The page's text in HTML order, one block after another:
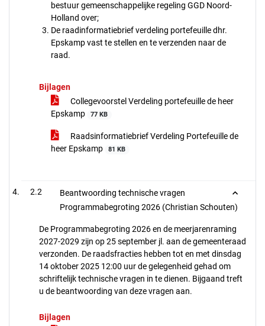
bestuur gemeenschappelijke regeling GGD Noord-
Holland over;
De raadinformatiebrief verdeling portefeuille dhr.
Epskamp vast te stellen en te verzenden naar de
raad.
Bijlagen
Collegevoorstel Verdeling portefeuille de heer
Epskamp
77 KB
Raadsinformatiebrief Verdeling Portefeuille de
heer Epskamp
81 KB
2.2
Beantwoording technische vragen
Programmabegroting 2026 (Christian Schouten)
De Programmabegroting 2026 en de meerjarenraming
2027-2029 zijn op 25 september jl. aan de gemeenteraad
verzonden. De raadsfracties hebben tot en met dinsdag
14 oktober 2025 12:00 uur de gelegenheid gehad om
schriftelijk technische vragen in te dienen. Bijgaand treft
u de beantwoording van deze vragen aan.
Bijlagen